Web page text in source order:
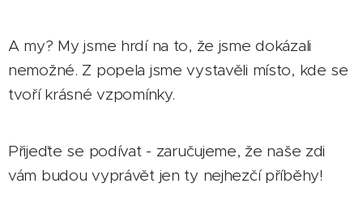
A my? My jsme hrdí na to, že jsme dokázali
nemožné. Z popela jsme vystavěli místo, kde se
tvoří krásné vzpomínky.
Přijeďte se podívat - zaručujeme, že naše zdi
vám budou vyprávět jen ty nejhezčí příběhy! ❤️